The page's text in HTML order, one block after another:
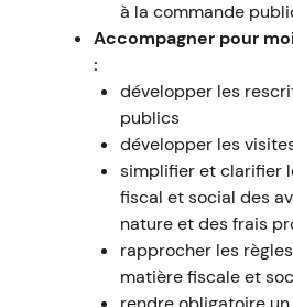
à la commande
Accompagner pour
:
développer les
publics
développer les
simplifier et clarifier
fiscal et social des
nature et des frais
rapprocher les
matière fiscale et